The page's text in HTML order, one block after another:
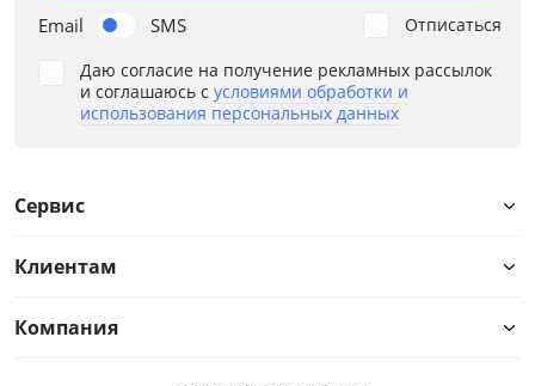
Email SMS
Даю согласие на получение рекламных рассылок
и соглашаюсь с условиями обработки и
использования персональных данных
Отписаться
Сервис
Клиентам
Компания